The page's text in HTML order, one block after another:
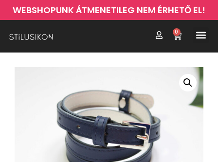
WEBSHOPUNK ÁTMENETILEG NEM ÉRHETŐ EL!
0